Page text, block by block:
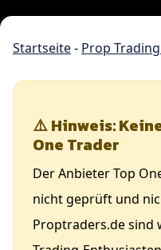
Startseite- Prop
⚠️ Hinweis:
One Trader
Der Anbieter Top
nicht geprüft und
Proptraders.de sind